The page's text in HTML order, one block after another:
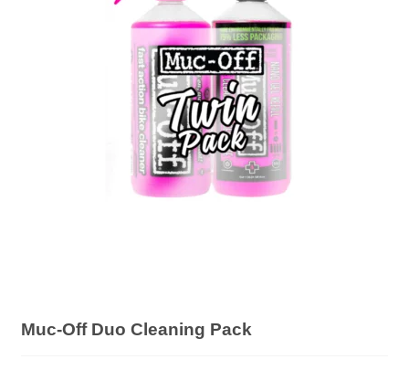
Muc-Off Duo Cleaning Pack